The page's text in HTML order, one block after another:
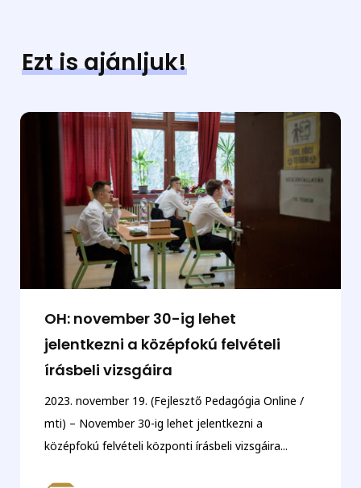
Ezt is ajánljuk!
OH: november 30-ig lehet
jelentkezni a középfokú felvételi
írásbeli vizsgáira
2023. november 19. (Fejlesztő Pedagógia Online /
mti) – November 30-ig lehet jelentkezni a
középfokú felvételi központi írásbeli vizsgáira...